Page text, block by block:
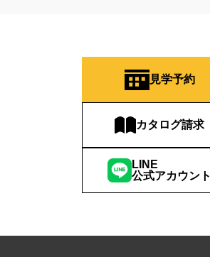
見学予約
カタログ請求
LINE
公式アカウント